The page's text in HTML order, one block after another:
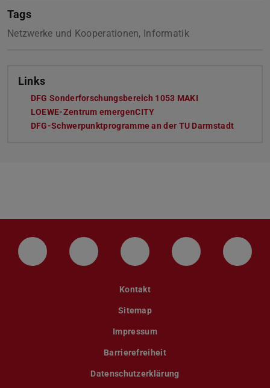
Tags
Netzwerke und Kooperationen, Informatik
Links
DFG Sonderforschungsbereich 1053 MAKI
LOEWE-Zentrum emergenCITY
DFG-Schwerpunktprogramme an der TU Darmstadt
LinkedIn-Seite der TU Darmstadt
Instagram-Kanal der TU
Bluesky-Kanal der TU
Facebook-
Kontakt
Sitemap
Impressum
Barrierefreiheit
Datenschutzerklärung